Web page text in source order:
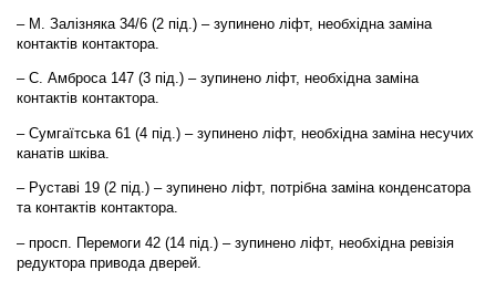
– М. Залізняка 34/6 (2 під.) – зупинено ліфт, необхідна заміна
контактів контактора.
– С. Амброса 147 (3 під.) – зупинено ліфт, необхідна заміна
контактів контактора.
– Сумгаїтська 61 (4 під.) – зупинено ліфт, необхідна заміна несучих
канатів шківа.
– Руставі 19 (2 під.) – зупинено ліфт, потрібна заміна конденсатора
та контактів контактора.
– просп. Перемоги 42 (14 під.) – зупинено ліфт, необхідна ревізія
редуктора привода дверей.